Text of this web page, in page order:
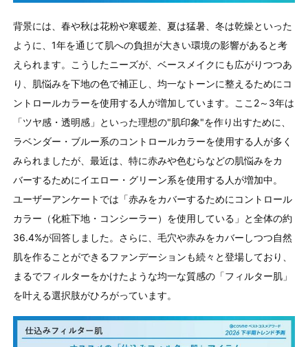
背景には、春や秋は花粉や寒暖差、夏は猛暑、冬は乾燥といった
ように、1年を通じて肌への負担が大きい環境の影響があると考
えられます。こうしたニーズが、ベースメイクにも広がりつつあ
り、肌悩みを下地の色で補正し、均一なトーンに整えるためにコ
ントロールカラーを使用する人が増加しています。ここ2～3年は
「ツヤ感・透明感」といった理想の"肌印象"を作り出すために、
ラベンダー・ブルー系のコントロールカラーを使用する人が多く
みられましたが、最近は、特に赤みや色むらなどの肌悩みをカ
バーするためにイエロー・グリーン系を使用する人が増加中。
ユーザーアンケートでは「赤みをカバーするためにコントロール
カラー（化粧下地・コンシーラー）を使用している」と全体の約
36.4%が回答しました。さらに、毛穴や赤みをカバーしつつ自然
肌を作ることができるファンデーションも続々と登場しており、
まるでフィルターをかけたような均一な質感の「フィルター肌」
を叶える選択肢がひろがっています。